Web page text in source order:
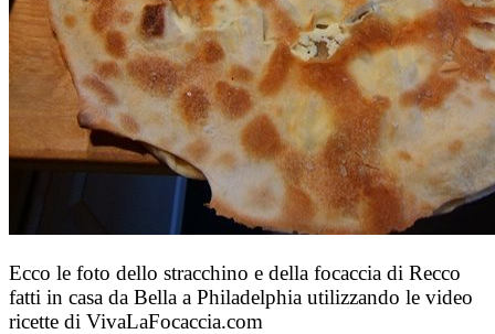
Ecco le foto dello stracchino e della focaccia di Recco
fatti in casa da Bella a Philadelphia utilizzando le video
ricette di VivaLaFocaccia.com